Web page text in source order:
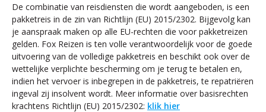
De combinatie van reisdiensten die wordt aangeboden, is een
pakketreis in de zin van Richtlijn (EU) 2015/2302. Bijgevolg kan
je aanspraak maken op alle EU-rechten die voor pakketreizen
gelden. Fox Reizen is ten volle verantwoordelijk voor de goede
uitvoering van de volledige pakketreis en beschikt ook over de
wettelijke verplichte bescherming om je terug te betalen en,
indien het vervoer is inbegrepen in de pakketreis, te repatriëren
ingeval zij insolvent wordt. Meer informatie over basisrechten
krachtens Richtlijn (EU) 2015/2302: klik hier